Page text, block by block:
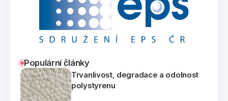
Populární články
Trvanlivost, degradace a odolnost
polystyrenu